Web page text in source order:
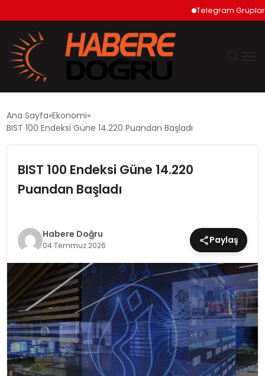
Telegram Grupları
SİYASET
TEKNOLOJİ
SPOR
EĞİTİM
MAGAZİN
SAĞLIK
Ana Sayfa Ekonomi
BIST 100 Endeksi Güne 14.220 Puandan Başladı
BIST 100 Endeksi Güne 14.220
Puandan Başladı
Habere Doğru
04 Temmuz 2026 Paylaş